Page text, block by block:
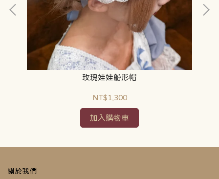
玫瑰娃娃船形帽
NT$1,300
加入購物車
關於我們